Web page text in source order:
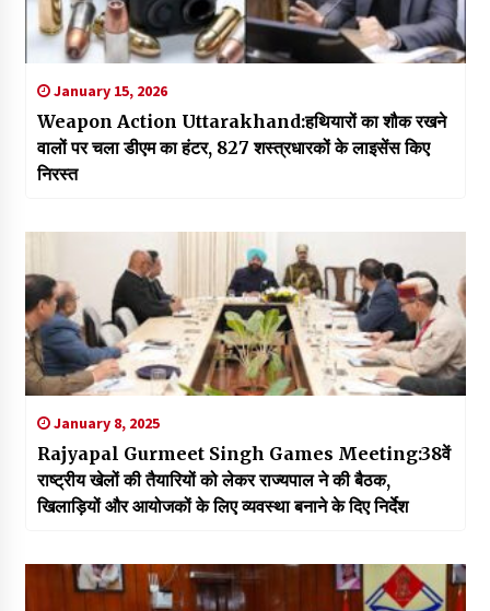
January 15, 2026
Weapon Action Uttarakhand:हथियारों का शौक रखने
वालों पर चला डीएम का हंटर, 827 शस्त्रधारकों के लाइसेंस किए
निरस्त
January 8, 2025
Rajyapal Gurmeet Singh Games Meeting:38वें
राष्ट्रीय खेलों की तैयारियों को लेकर राज्यपाल ने की बैठक,
खिलाड़ियों और आयोजकों के लिए व्यवस्था बनाने के दिए निर्देश